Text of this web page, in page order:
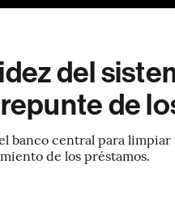
del
de
banco central para
de los préstamos.